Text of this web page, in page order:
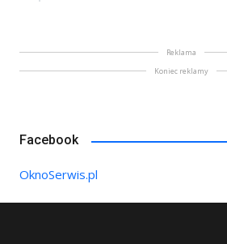
Reklama
Koniec reklamy
Facebook
OknoSerwis.pl